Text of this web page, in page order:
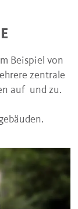
Beispiel von
zentrale
auf und zu.